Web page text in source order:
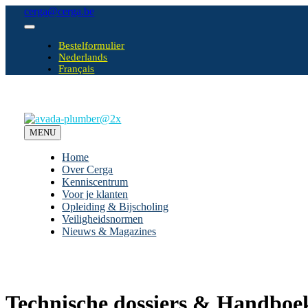
cerga@cerga.be
Toggle
NavigationBestelformulier
Nederlands
Français
MENU
Home
Over Cerga
Kenniscentrum
Voor je klanten
Opleiding & Bijscholing
Veiligheidsnormen
Nieuws & Magazines